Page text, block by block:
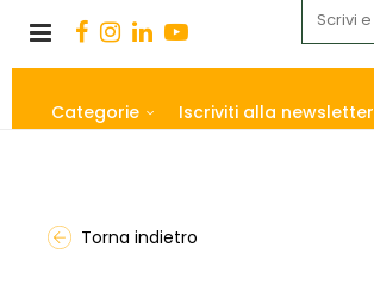
Categorie Iscriviti alla newsletter
Torna indietro